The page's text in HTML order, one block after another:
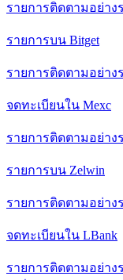
รายการติดตามอย่าง
รายการบน Bitget
รายการติดตามอย่าง
จดทะเบียนใน Mexc
รายการติดตามอย่าง
รายการบน Zelwin
รายการติดตามอย่าง
จดทะเบียนใน LBank
รายการติดตามอย่าง